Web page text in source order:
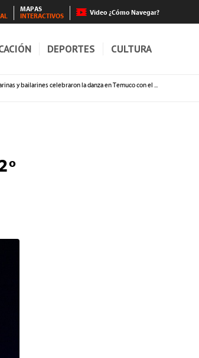
MAPAS
INTERACTIVOS
Video ¿Cómo Navegar?
DEPORTES CULTURA
y bailarines celebraron la danza en Temuco con el ...